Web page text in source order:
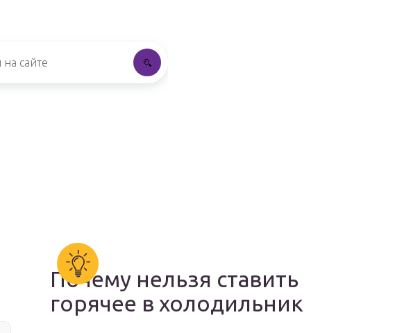
Почему нельзя ставить
горячее в холодильник